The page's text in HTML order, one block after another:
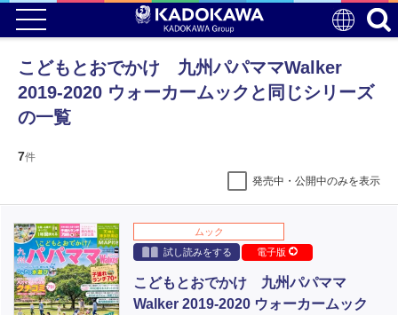
こどもとおでかけ 九州パパママWalker
2019-2020 ウォーカームックと同じシリーズ
の一覧
7件
発売中・公開中のみを表示
ムック
試し読みをする
電子版
こどもとおでかけ 九州パパママ
Walker 2019-2020 ウォーカームック